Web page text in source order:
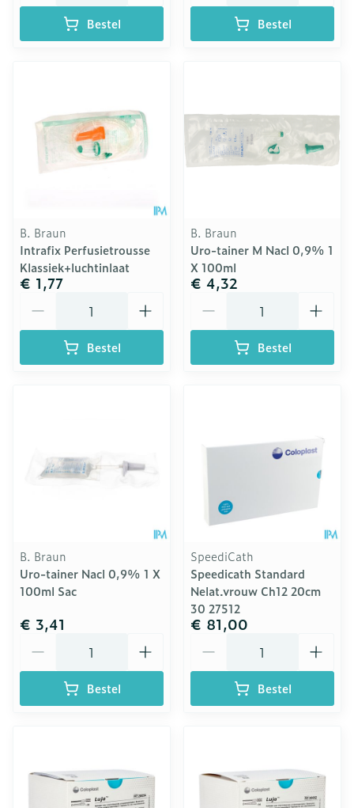
Bestel Bestel
B. Braun
Intrafix Perfusietrousse
Klassiek+luchtinlaat
€ 1,77
Bestel
B. Braun
Uro-tainer M Nacl 0,9% 1
X 100ml
€ 4,32
Bestel
B. Braun
Uro-tainer Nacl 0,9% 1 X
100ml Sac
€ 3,41
Bestel
SpeediCath
Speedicath Standard
Nelat.vrouw Ch12 20cm
30 27512
€ 81,00
Bestel